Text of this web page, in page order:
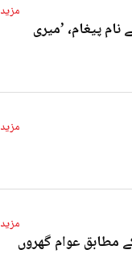
مزید
پیغام، ’میری
مزید
مزید
کے مطابق عوام گھروں